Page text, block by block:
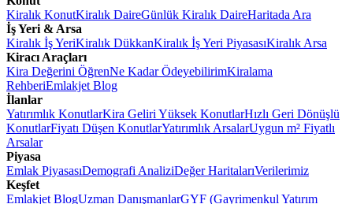
Kiralık KonutKiralık DaireGünlük Kiralık DaireHaritada Ara
İş Yeri & Arsa
Kiralık İş YeriKiralık DükkanKiralık İş Yeri PiyasasıKiralık Arsa
Kiracı Araçları
Kira Değerini ÖğrenNe Kadar ÖdeyebilirimKiralama
RehberiEmlakjet Blog
İlanlar
Yatırımlık KonutlarKira Geliri Yüksek KonutlarHızlı Geri Dönüşlü
KonutlarFiyatı Düşen KonutlarYatırımlık ArsalarUygun m² Fiyatlı
Arsalar
Piyasa
Emlak PiyasasıDemografi AnaliziDeğer HaritalarıVerilerimiz
Keşfet
Emlakjet BlogUzman DanışmanlarGYF (Gayrimenkul Yatırım